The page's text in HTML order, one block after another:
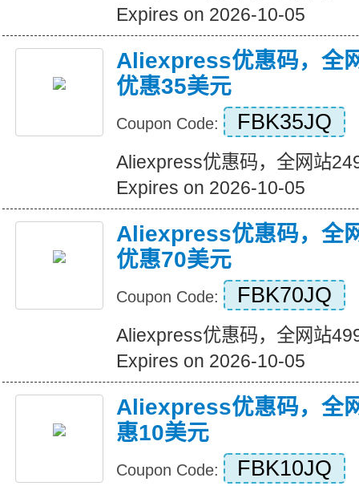
Expires on 2026-10-05
Aliexpress优惠码，全
优惠35美元
Coupon Code: FBK35JQ
Aliexpress优惠码，全网站
Expires on 2026-10-05
Aliexpress优惠码，全
优惠70美元
Coupon Code: FBK70JQ
Aliexpress优惠码，全网站
Expires on 2026-10-05
Aliexpress优惠码，全
惠10美元
Coupon Code: FBK10JQ